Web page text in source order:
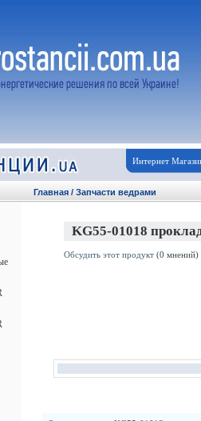
Интернет
Главная / Запчасти ведрами
KG55-01018
Обсудить этот продукт(0 мнений)